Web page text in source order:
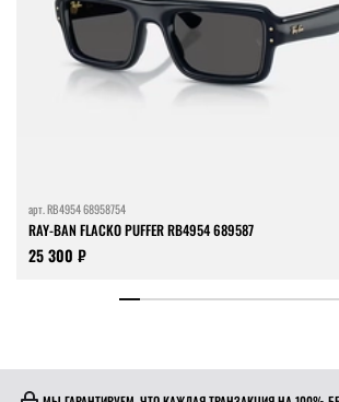
арт.RB4954 68958754
RAY-BAN FLACKO PUFFER RB4954 689587
25 300 ₽